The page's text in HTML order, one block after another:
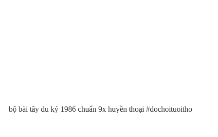
bộ bài tây du ký 1986 chuẩn 9x huyền thoại #dochoituoitho